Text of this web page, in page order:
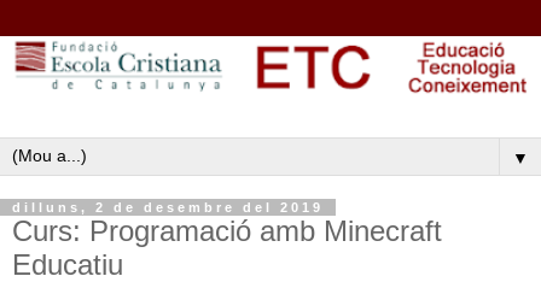
▼
dilluns, 2 de desembre del 2019
Curs: Programació amb Minecraft
Educatiu